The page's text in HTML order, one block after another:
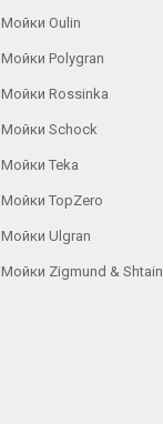
Мойки Oulin
Мойки Polygran
Мойки Rossinka
Мойки Schock
Мойки Teka
Мойки TopZero
Мойки Ulgran
Мойки Zigmund & Shtain